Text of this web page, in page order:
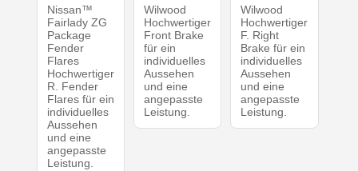
Nissan™
Fairlady ZG
Package
Fender
Flares
Hochwertiger
R. Fender
Flares für ein
individuelles
Aussehen
und eine
angepasste
Leistung.
Wilwood
Hochwertiger
Front Brake
für ein
individuelles
Aussehen
und eine
angepasste
Leistung.
Wilwood
Hochwertiger
F. Right
Brake für ein
individuelles
Aussehen
und eine
angepasste
Leistung.